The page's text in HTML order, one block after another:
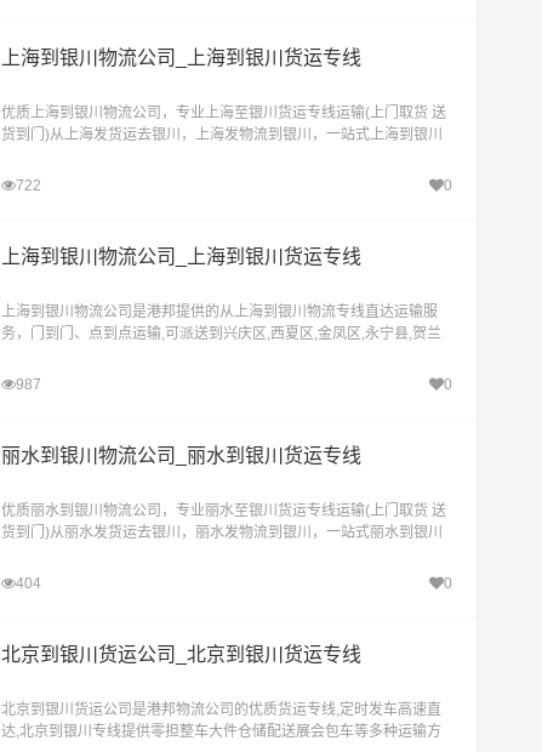
上海到银川物流公司_上海到银川货运专线
优质上海到银川物流公司，专业上海至银川货运专线运输(上门取货 送
货到门)从上海发货运去银川，上海发物流到银川，一站式上海到银川
722
0
上海到银川物流公司_上海到银川货运专线
上海到银川物流公司是港邦提供的从上海到银川物流专线直达运输服
务，门到门、点到点运输,可派送到兴庆区,西夏区,金凤区,永宁县,贺兰
987
0
丽水到银川物流公司_丽水到银川货运专线
优质丽水到银川物流公司，专业丽水至银川货运专线运输(上门取货 送
货到门)从丽水发货运去银川，丽水发物流到银川，一站式丽水到银川
404
0
北京到银川货运公司_北京到银川货运专线
北京到银川货运公司是港邦物流公司的优质货运专线,定时发车高速直
达,北京到银川专线提供零担整车大件仓储配送展会包车等多种运输方